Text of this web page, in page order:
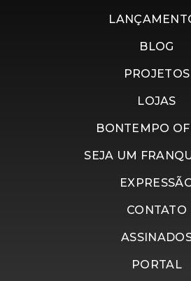
BLOG
PROJETOS
LOJAS
BONTEMPO
SEJA UM
CONTATO
PORTAL